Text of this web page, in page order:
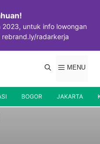
untuk info lowongan
radarkerja
MENU
BOGOR JAKARTA